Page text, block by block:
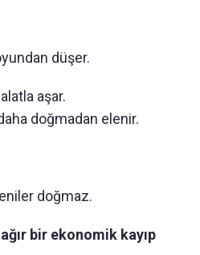
düşer.
aşar.
doğmadan elenir.
doğmaz.
bir ekonomik kayıp